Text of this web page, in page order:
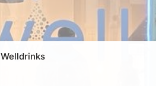
Welldrinks